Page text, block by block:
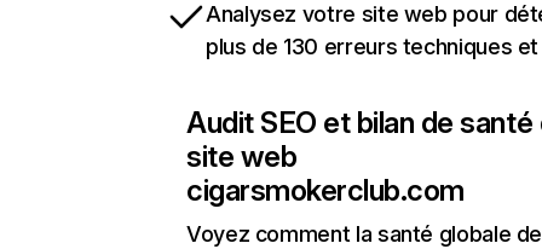
Analysez votre site web pour
plus de 130 erreurs techniques et
Audit SEO et bilan de santé
site web
cigarsmokerclub.com
Voyez comment la santé globale